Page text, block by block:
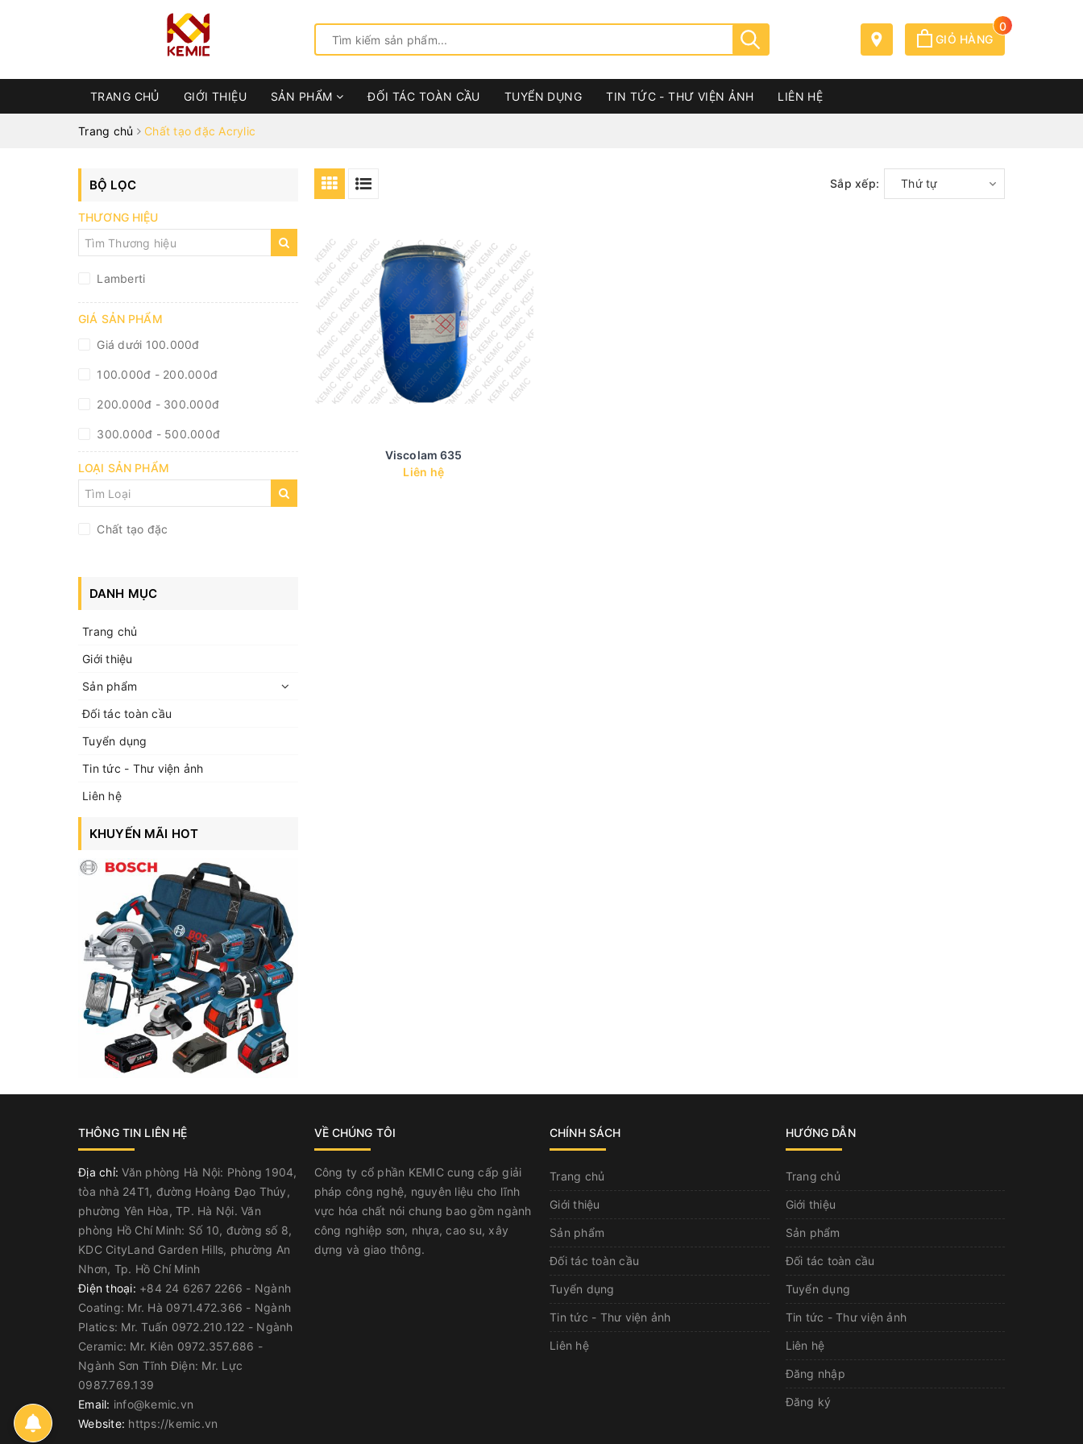
GIỎ HÀNG
0
TRANG CHỦ GIỚI THIỆU SẢN PHẨM ĐỐI TÁC TOÀN CẦU TUYỂN DỤNG TIN TỨC - THƯ VIỆN ẢNH LIÊN HỆ
Trang chủ Chất tạo đặc Acrylic
Sắp xếp: Thứ tự
Viscolam 635
Liên hệ
BỘ LỌC
THƯƠNG HIỆU
Lamberti
GIÁ SẢN PHẨM
Giá dưới 100.000đ
100.000đ - 200.000đ
200.000đ - 300.000đ
300.000đ - 500.000đ
500.000đ - 1.000.000đ
Giá trên 1.000.000đ
LOẠI SẢN PHẨM
Chất tạo đặc
DANH MỤC
Trang chủ
Giới thiệu
Sản phẩm
Đối tác toàn cầu
Tuyển dụng
Tin tức - Thư viện ảnh
Liên hệ
KHUYẾN MÃI HOT
THÔNG TIN LIÊN HỆ
Địa chỉ: Văn phòng Hà Nội: Phòng 1904,
tòa nhà 24T1, đường Hoàng Đạo Thúy,
phường Yên Hòa, TP. Hà Nội. Văn
phòng Hồ Chí Minh: Số 10, đường số 8,
KDC CityLand Garden Hills, phường An
Nhơn, Tp. Hồ Chí Minh
Điện thoại: +84 24 6267 2266 - Ngành
Coating: Mr. Hà 0971.472.366 - Ngành
Platics: Mr. Tuấn 0972.210.122 - Ngành
Ceramic: Mr. Kiên 0972.357.686 -
Ngành Sơn Tĩnh Điện: Mr. Lực
0987.769.139
Email: info@kemic.vn
Website: https://kemic.vn
VỀ CHÚNG TÔI
Công ty cổ phần KEMIC cung cấp giải
pháp công nghệ, nguyên liệu cho lĩnh
vực hóa chất nói chung bao gồm ngành
công nghiệp sơn, nhựa, cao su, xây
dựng và giao thông.
CHÍNH SÁCH
Trang chủ
Giới thiệu
Sản phẩm
Đối tác toàn cầu
Tuyển dụng
Tin tức - Thư viện ảnh
Liên hệ
HƯỚNG DẪN
Trang chủ
Giới thiệu
Sản phẩm
Đối tác toàn cầu
Tuyển dụng
Tin tức - Thư viện ảnh
Liên hệ
Đăng nhập
Đăng ký